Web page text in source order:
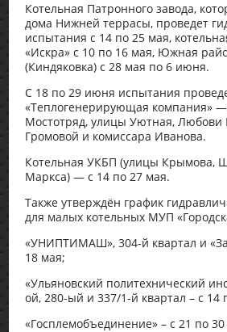
Котельная Патронного завода,
дома Нижней террасы, проведет
испытания с 14 по 25 мая,
«Искра» с 10 по 16 мая, Южная
(Киндяковка) с 28 мая по 6 июня.
С 18 по 29 июня испытания
«Теплогенерирующая компания» —
Мостотряд, улицы Уютная,
Громовой и комиссара Иванова.
Котельная УКБП (улицы Крымова,
Маркса) — с 14 по 27 мая.
Также утверждён график
для малых котельных МУП
«УНИПТИМАШ», 304-й квартал и
18 мая;
«Ульяновский политехнический
ой, 280-ый и 337/1-й квартал – с 14
«Госплемобъединение» – с 21 по